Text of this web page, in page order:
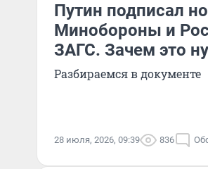
Путин подписал
Минобороны и
ЗАГС. Зачем это
Разбираемся в документе
28 июля, 2026, 09:39 836